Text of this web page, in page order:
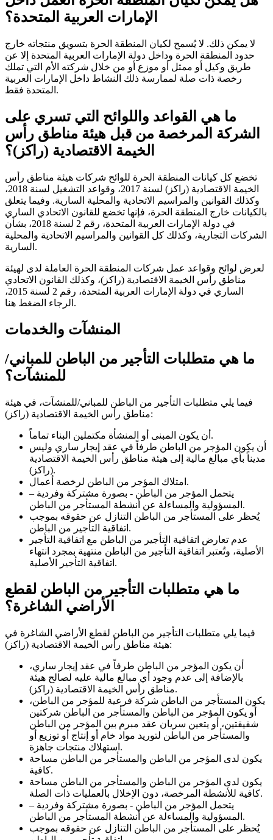
الإمارات العربية المتحدة؟
لا يمكن ذلك. لا يُسمح لكيان المنطقة الحرة بتسويق منتجاته خارج
حدود المنطقة الحرة وداخل دولة الإمارات العربية المتحدة إلا عن
طريق وكيل أو ممثل أو موزع أو من خلال شركته الأم التي تملك
رخصة ذات صلة لممارسة ذلك النشاط داخل الإمارات العربية
المتحدة فقط.
ما هي القواعد واللوائح التي تسري على
الشركة المرخصة من قبل هيئة مناطق رأس
الخيمة الاقتصادية (راكز)؟
تخضع كل كيانات المنطقة الحرة للوائح شركات هيئة مناطق رأس
الخيمة الاقتصادية (راكز) لسنة 2017، وقواعد التشغيل لسنة 2018،
وكذلك القوانين والمراسيم الاتحادية والمحلية السارية. وفيما يتعلق
بالكيانات خارج المنطقة الحرة، فإنها تخضع للقانون الاتحادي الساري
في دولة الإمارات العربية المتحدة، رقم 2 لسنة 2018، بشأن
الشركات التجارية، وكذلك كل القوانين والمراسيم الاتحادية والمحلية
السارية.
لعرض لوائح وقواعد عمل شركات المنطقة الحرة العاملة لدى لهيئة
مناطق رأس الخيمة الاقتصادية (راكز)، وكذلك القانون الاتحادي
الساري في دولة الإمارات العربية المتحدة، رقم 2 لسنة 2015،
الرجاء الضغط هنا.
المنشآت والخدمات
ما هي متطلبات التأجير من الباطن للمباني/
للمنشآت؟
فيما يلي متطلبات التأجير من الباطن للمباني/للمنشآت، في هيئة
مناطق رأس الخيمة الاقتصادية (راكز):
أن يكون المبنى أو المنشأة مكتملين البناء تماماً.
أن يكون المؤجر من الباطن طرفاً في عقد إيجار ساري وليس
مديناً بأي مبالغ مالية إلى هيئة مناطق رأس الخيمة الاقتصادية
(راكز).
امتلاك المؤجر من الباطن لرخصة أعمال.
يتحمل المؤجر من الباطن - بصورة مشتركة وفردية –
المسؤولية والمساءلة عن أنشطة المستأجر من الباطن.
يُحظر على المستأجر من الباطن التنازل عن حقوقه بموجب
اتفاقية التأجير من الباطن.
عدم تعارض اتفاقية التأجير من الباطن مع اتفاقية التأجير
الأصلية، وتُعتبر اتفاقية التأجير من الباطن منتهية بمجرد انتهاء
اتفاقية التأجير الأصلية.
ما هي متطلبات التأجير من الباطن لقطع
الأراضي الشاغرة؟
فيما يلي متطلبات التأجير من الباطن لقطع الأراضي الشاغرة في
هيئة مناطق رأس الخيمة الاقتصادية (راكز):
أن يكون المؤجر من الباطن طرفاً في عقد إيجار ساري،
بالإضافة إلى عدم وجود أي مبالغ مالية عليه لصالح هيئة
مناطق رأس الخيمة الاقتصادية (راكز).
يكون المستأجر من الباطن شركة فرعية للمؤجر من الباطن،
أو يكون المؤجر من الباطن والمستأجر من الباطن شركتين
شقيقتين، أو يتعين سريان عقد مبرم بين المؤجر من الباطن
والمستأجر من الباطن لتوريد مواد خام أو إنتاج أو توزيع أو
استهلاك منتجات جاهزة.
يكون لدى المؤجر من الباطن والمستأجر من الباطن مساحة
كافية.
يكون لدى المؤجر من الباطن والمستأجر من الباطن مساحة
كافية للأنشطة المرخصة، دون الإخلال بالعمليات ذات الصلة.
يتحمل المؤجر من الباطن - بصورة مشتركة وفردية –
المسؤولية والمساءلة عن أنشطة المستأجر من الباطن.
يُحظر على المستأجر من الباطن التنازل عن حقوقه بموجب